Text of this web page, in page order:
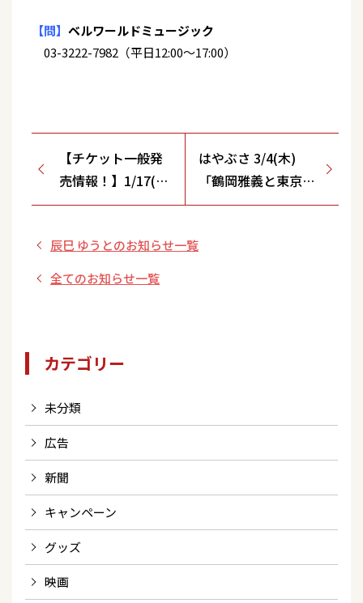
【問】 ベルワールドミュージック
03-3222-7982（平日12:00～17:00）
【チケット一般発
売情報！】1/17(土)
『辰巳ゆうとデビ
ト』
10/25(土)10:00～
はやぶさ 3/4(木)
「鶴岡雅義と東京ロ
マンチカ」コンサー
【古賀政男音楽博物
辰巳 ゆうとのお知らせ一覧
全てのお知らせ一覧
カテゴリー
未分類
広告
新聞
キャンペーン
グッズ
映画